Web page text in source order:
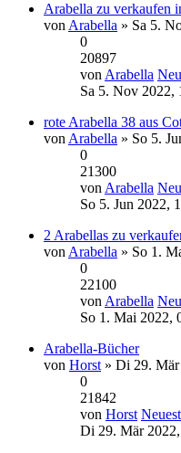
Arabella zu verkaufen
von Arabella » Sa 5.
0
20897
von Arabella
Sa 5. Nov 2022,
rote Arabella 38 aus
von Arabella » So 5.
0
21300
von Arabella
So 5. Jun 2022,
2 Arabellas zu
von Arabella » So 1.
0
22100
von Arabella
So 1. Mai 2022,
Arabella-Bücher
von Horst » Di 29.
0
21842
von Horst
Di 29. Mär